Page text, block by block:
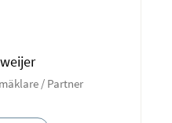
/ Partner